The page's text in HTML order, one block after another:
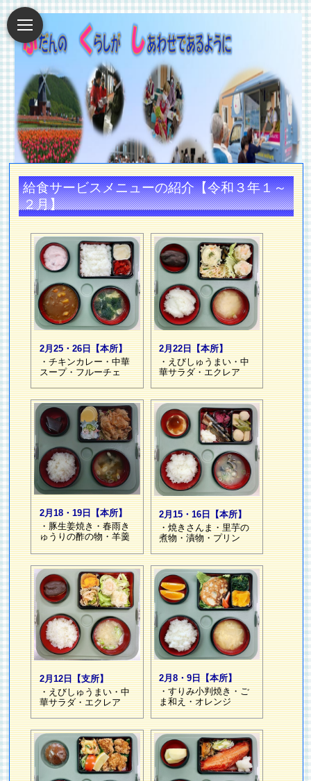
給食サービスメニューの紹介【令和３年１～
２月】
2月25・26日【本所】
・チキンカレー・中華
スープ・フルーチェ
2月22日【本所】
・えびしゅうまい・中
華サラダ・エクレア
2月18・19日【本所】
・豚生姜焼き・春雨き
ゅうりの酢の物・羊羹
2月15・16日【本所】
・焼きさんま・里芋の
煮物・漬物・プリン
2月12日【支所】
・えびしゅうまい・中
華サラダ・エクレア
2月8・9日【本所】
・すりみ小判焼き・ご
ま和え・オレンジ